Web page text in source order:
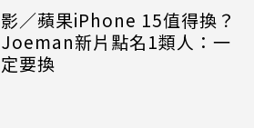
影／蘋果iPhone 15值得換？
Joeman新片點名1類人：一
定要換